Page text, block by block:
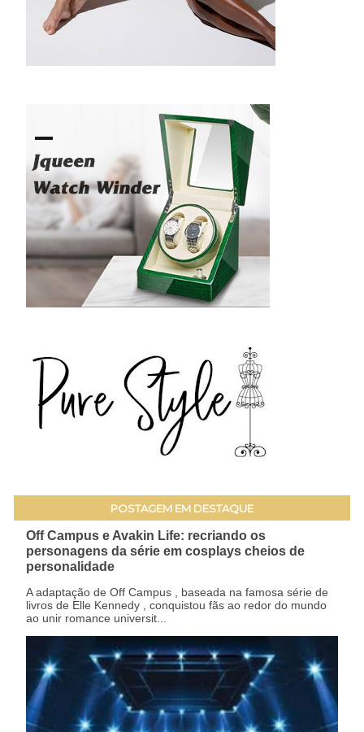
POSTAGEM EM DESTAQUE
Off Campus e Avakin Life: recriando os
personagens da série em cosplays cheios de
personalidade
A adaptação de Off Campus , baseada na famosa série de
livros de Elle Kennedy , conquistou fãs ao redor do mundo
ao unir romance universit...